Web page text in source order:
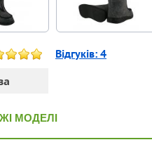
Відгуків:4
МОДЕЛІ